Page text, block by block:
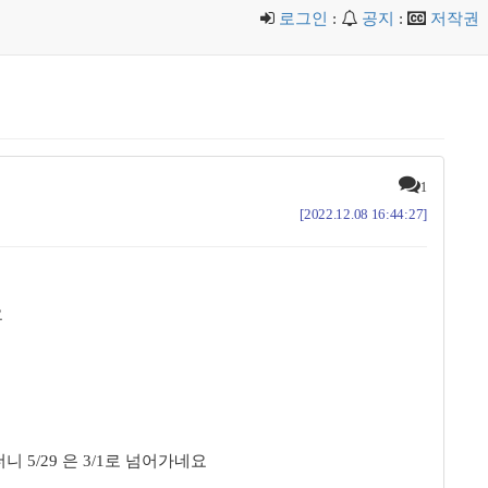
로그인 : 공지 : 저작권
1
[2022.12.08 16:44:27]
5/29 은 3/1로 넘어가네요